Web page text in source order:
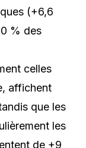
(+6,6
% des
celles
affichent
que les
les
de +9